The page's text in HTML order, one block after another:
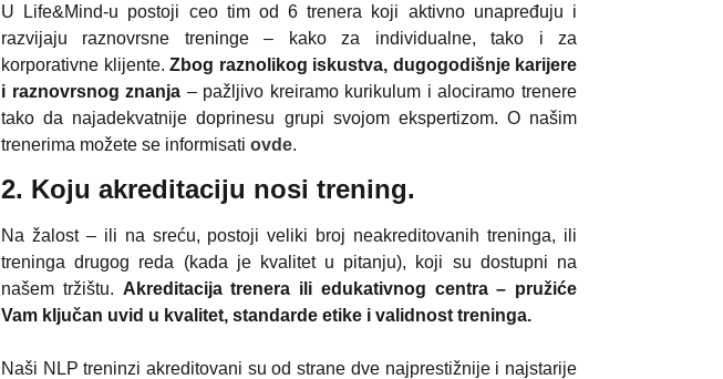
U Life&Mind-u postoji ceo tim od 6 trenera koji aktivno unapređuju i
razvijaju raznovrsne treninge – kako za individualne, tako i za
korporativne klijente. Zbog raznolikog iskustva, dugogodišnje karijere
i raznovrsnog znanja – pažljivo kreiramo kurikulum i alociramo trenere
tako da najadekvatnije doprinesu grupi svojom ekspertizom. O našim
trenerima možete se informisati ovde.
2. Koju akreditaciju nosi trening.
Na žalost – ili na sreću, postoji veliki broj neakreditovanih treninga, ili
treninga drugog reda (kada je kvalitet u pitanju), koji su dostupni na
našem tržištu. Akreditacija trenera ili edukativnog centra – pružiće
Vam ključan uvid u kvalitet, standarde etike i validnost treninga.
Naši NLP treninzi akreditovani su od strane dve najprestižnije i najstarije